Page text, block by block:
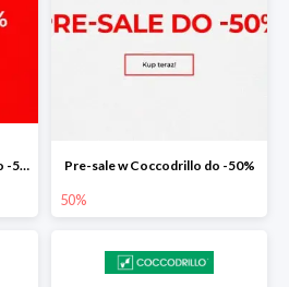
Wyprzedaż w Coccodrillo do -50% Pre-sale w Coccodrillo do -50%
50%